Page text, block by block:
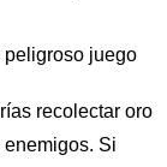
juego
recolectar oro
Si